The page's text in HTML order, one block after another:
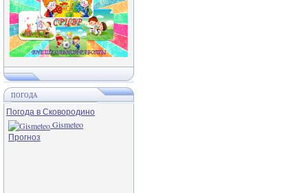
ПОГОДА
Погода в Сковородино
Gismeteo
Прогноз